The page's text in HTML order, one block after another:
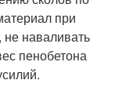
при
не наваливать
пенобетона